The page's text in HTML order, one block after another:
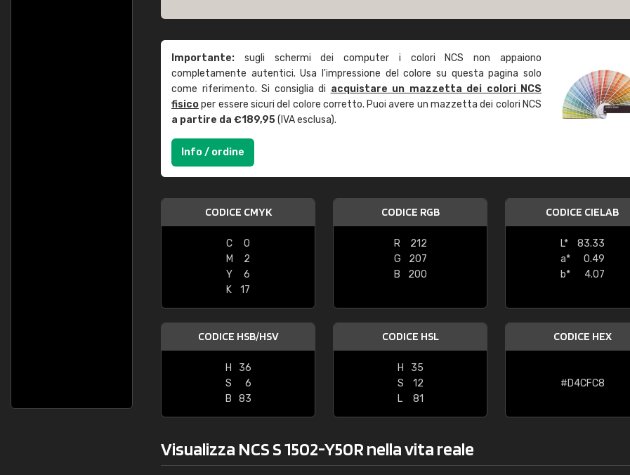
Importante: sugli schermi dei computer i colori NCS non appaiono
completamente autentici. Usa l'impressione del colore su questa pagina solo
come riferimento. Si consiglia di acquistare un mazzetta dei colori NCS
fisicoper essere sicuri del colore corretto. Puoi avere un mazzetta dei colori NCS
a partire da €189,95(IVA esclusa).
Info / ordine
CODICE CMYK
C
0
M
2
Y
6
K
17
CODICE RGB
R
212
G
207
B
200
CODICE CIELAB
L*
83.33
a*
0.49
b*
4.07
CODICE HSB/HSV
H
36
S
6
B
83
CODICE HSL
H
35
S
12
L
81
CODICE HEX
#D4CFC8
Visualizza NCS S 1502-Y50R nella vita reale
"buon servizio"